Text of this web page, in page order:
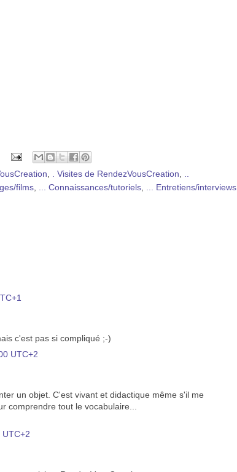
. Visites de RendezVousCreation
films ... Connaissances/tutoriels ... Entretiens/interviews
c'est pas si compliqué ;-)
UTC+2
un objet. C'est vivant et didactique même s'il me
comprendre tout le vocabulaire...